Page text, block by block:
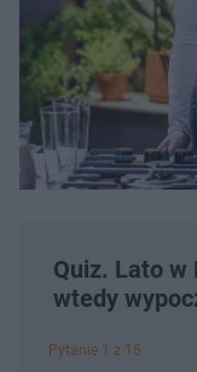
Quiz. Lato w
wtedy
Pytanie 1 z 15